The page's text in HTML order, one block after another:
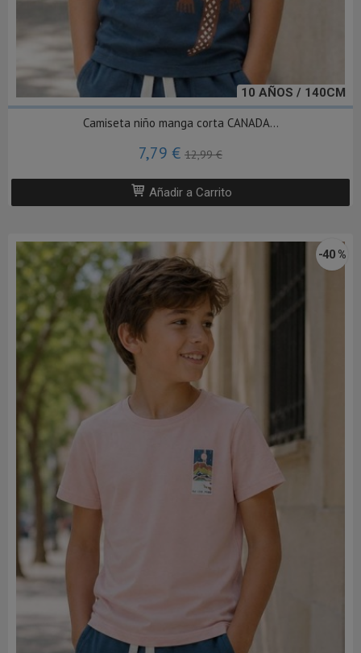
10 AÑOS / 140CM
Camiseta niño manga corta CANADA...
7,79 € 12,99 €
Añadir a Carrito
-40 %